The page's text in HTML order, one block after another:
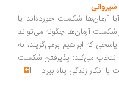
شکست خورده‌اند یا
چگونه می‌تواند
برمی‌گزیند، نه
می‌کند: پذیرفتن شکست
زندگی پناه ببرد...